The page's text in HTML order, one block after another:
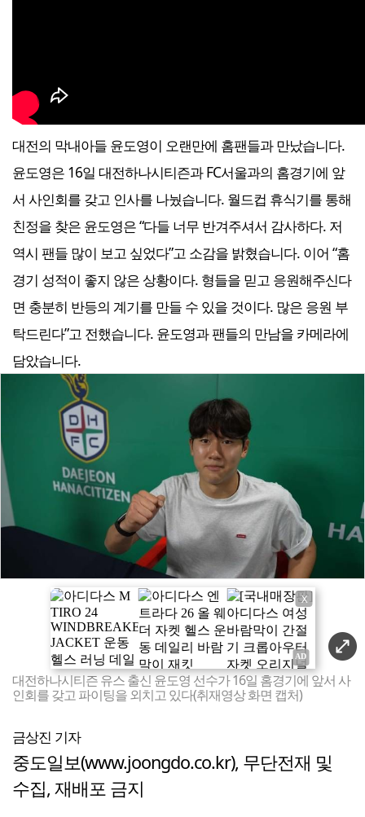
대전의 막내아들 윤도영이 오랜만에 홈팬들과 만났습니다.
윤도영은 16일 대전하나시티즌과 FC서울과의 홈경기에 앞
서 사인회를 갖고 인사를 나눴습니다. 월드컵 휴식기를 통해
친정을 찾은 윤도영은 “다들 너무 반겨주셔서 감사하다. 저
역시 팬들 많이 보고 싶었다”고 소감을 밝혔습니다. 이어 “홈
경기 성적이 좋지 않은 상황이다. 형들을 믿고 응원해주신다
면 충분히 반등의 계기를 만들 수 있을 것이다. 많은 응원 부
탁드린다”고 전했습니다. 윤도영과 팬들의 만남을 카메라에
담았습니다.
X
대전하나시티즌 유스 출신 윤도영 선수가 16일 홈경기에 앞서 사
인회를 갖고 파이팅을 외치고 있다(취재영상 화면 캡처)
금상진 기자
중도일보(www.joongdo.co.kr), 무단전재 및
수집, 재배포 금지